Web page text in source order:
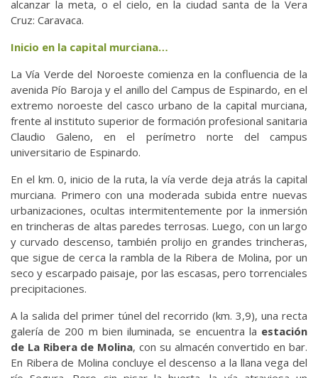
alcanzar la meta, o el cielo, en la ciudad santa de la Vera
Cruz: Caravaca.
Inicio en la capital murciana…
La Vía Verde del Noroeste comienza en la confluencia de la
avenida Pío Baroja y el anillo del Campus de Espinardo, en el
extremo noroeste del casco urbano de la capital murciana,
frente al instituto superior de formación profesional sanitaria
Claudio Galeno, en el perímetro norte del campus
universitario de Espinardo.
En el km. 0, inicio de la ruta, la vía verde deja atrás la capital
murciana. Primero con una moderada subida entre nuevas
urbanizaciones, ocultas intermitentemente por la inmersión
en trincheras de altas paredes terrosas. Luego, con un largo
y curvado descenso, también prolijo en grandes trincheras,
que sigue de cerca la rambla de la Ribera de Molina, por un
seco y escarpado paisaje, por las escasas, pero torrenciales
precipitaciones.
A la salida del primer túnel del recorrido (km. 3,9), una recta
galería de 200 m bien iluminada, se encuentra la estación
de La Ribera de Molina, con su almacén convertido en bar.
En Ribera de Molina concluye el descenso a la llana vega del